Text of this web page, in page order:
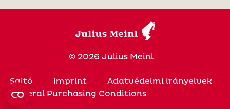
© 2026 Julius Meinl
Sajtó Imprint
Adatvédelmi irányelvek
General Purchasing Conditions